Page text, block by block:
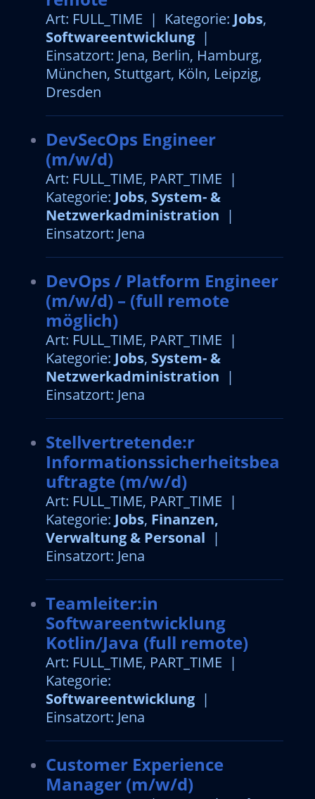
Art: FULL_TIME | Kategorie: Jobs,
Softwareentwicklung|
Einsatzort: Jena, Berlin, Hamburg,
München, Stuttgart, Köln, Leipzig,
Dresden
DevSecOps Engineer
(m/w/d)
Art: FULL_TIME, PART_TIME |
Kategorie: Jobs, System- &
Netzwerkadministration |
Einsatzort: Jena
DevOps / Platform Engineer
(m/w/d) – (full remote
möglich)
Art: FULL_TIME, PART_TIME |
Kategorie: Jobs, System- &
Netzwerkadministration |
Einsatzort: Jena
Stellvertretende:r
Informationssicherheitsbea
uftragte (m/w/d)
Art: FULL_TIME, PART_TIME |
Kategorie: Jobs, Finanzen,
Verwaltung & Personal |
Einsatzort: Jena
Teamleiter:in
Softwareentwicklung
Kotlin/Java (full remote)
Art: FULL_TIME, PART_TIME |
Kategorie:
Softwareentwicklung|
Einsatzort: Jena
Customer Experience
Manager (m/w/d)